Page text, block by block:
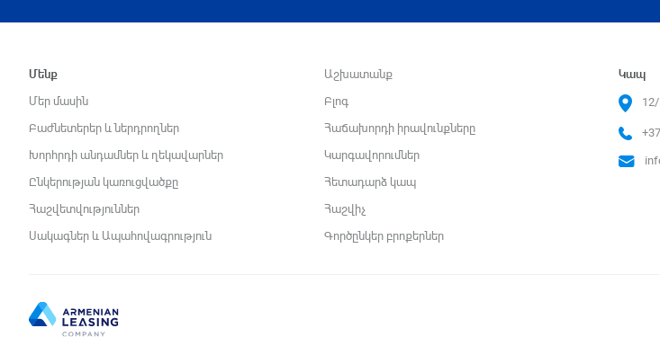
Մենք
Մեր մասին
Բաժնետերեր և ներդրողներ
Խորհրդի անդամներ և ղեկավարներ
Ընկերության կառուցվածքը
Հաշվետվություններ
Սակագներ և Ապահովագրություն
Աշխատանք
Բլոգ
Հաճախորդի իրավունքները
Կարգավորումներ
Հետադարձ կապ
Հաշվիչ
Գործընկեր բրոքերներ
Կապ